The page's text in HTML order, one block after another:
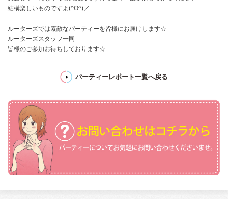
結構楽しいものですよ(^O^)／
ルーターズでは素敵なパーティーを皆様にお届けします☆
ルーターズスタッフ一同
皆様のご参加お待ちしております☆
パーティーレポート一覧へ戻る